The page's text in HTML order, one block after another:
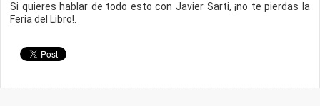
Si quieres hablar de todo esto con Javier Sarti, ¡no te pierdas la
Feria del Libro!.